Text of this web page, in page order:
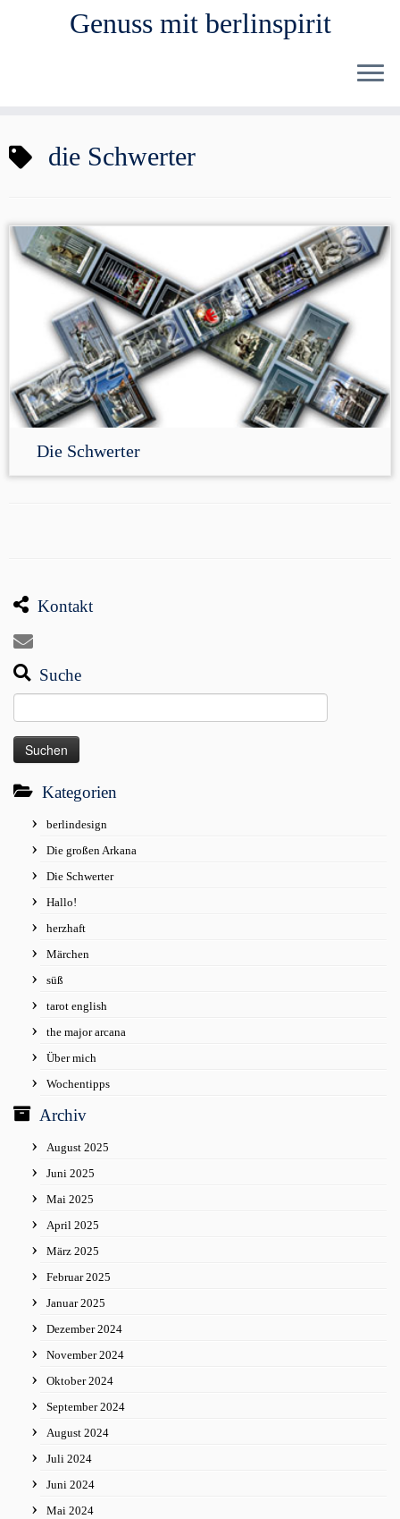
Inhalt
Genuss mit berlinspirit
die Schwerter
Die Schwerter
Kontakt
Suche
nach:
Kategorien
berlindesign
Die großen Arkana
Die Schwerter
Hallo!
herzhaft
Märchen
süß
tarot english
the major arcana
Über mich
Wochentipps
Archiv
August 2025
Juni 2025
Mai 2025
April 2025
März 2025
Februar 2025
Januar 2025
Dezember 2024
November 2024
Oktober 2024
September 2024
August 2024
Juli 2024
Juni 2024
Mai 2024